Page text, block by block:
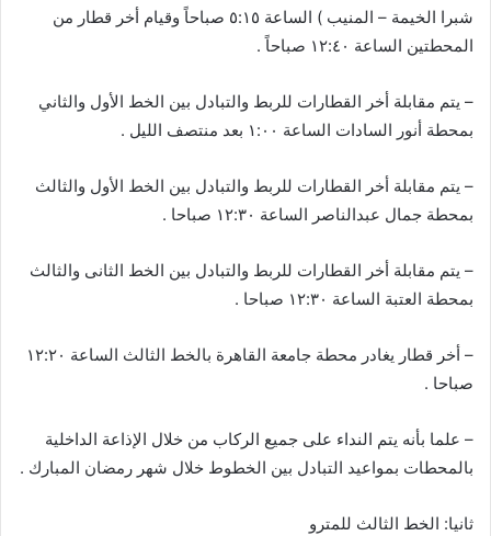
شبرا الخيمة – المنيب ) الساعة ٥:١٥ صباحاً وقيام أخر قطار من
المحطتين الساعة ١٢:٤٠ صباحاً .
– يتم مقابلة أخر القطارات للربط والتبادل بين الخط الأول والثاني
بمحطة أنور السادات الساعة ١:٠٠ بعد منتصف الليل .
– يتم مقابلة أخر القطارات للربط والتبادل بين الخط الأول والثالث
بمحطة جمال عبدالناصر الساعة ١٢:٣٠ صباحا .
– يتم مقابلة أخر القطارات للربط والتبادل بين الخط الثانى والثالث
بمحطة العتبة الساعة ١٢:٣٠ صباحا .
– أخر قطار يغادر محطة جامعة القاهرة بالخط الثالث الساعة ١٢:٢٠
صباحا .
– علما بأنه يتم النداء على جميع الركاب من خلال الإذاعة الداخلية
بالمحطات بمواعيد التبادل بين الخطوط خلال شهر رمضان المبارك .
ثانيا: الخط الثالث للمترو